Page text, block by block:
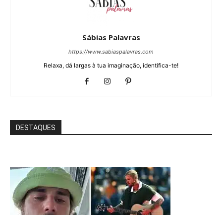
Sábias Palavras
https://www.sabiaspalavras.com
Relaxa, dá largas à tua imaginação, identifica-te!
DESTAQUES